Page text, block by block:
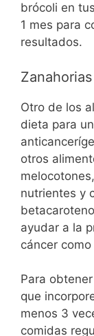
brócoli en
1 mes para
resultados.
Zanahorias
Otro de los
dieta para
otros
nutrientes y
ayudar a la
cáncer
Para
que
menos 3
comidas